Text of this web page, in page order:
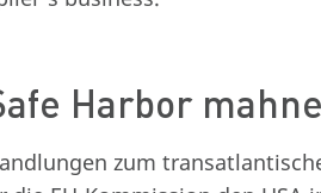
Harbor
zum